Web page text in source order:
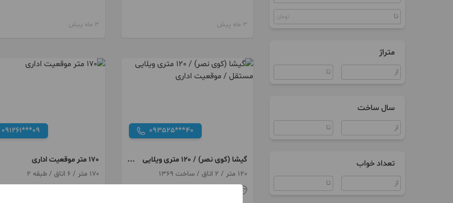
تومان
متراژ
سال ساخت
تعداد خواب
3 ماه پیش 3 ماه پیش
093525***40
گیشا (کوی نصر) / 120 متری ویلایی
مستقل / موقعیت اداری
120 متر / 2 اتاق / ساخت 1369
091261***09
١٧٠ متر موقعیت اداری
170 متر / 6 اتاق / طبقه 2